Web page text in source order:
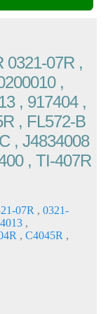
0321-07R ,
,
, 917404 ,
, FL572-B
, J4834008
, TI-407R
07R , 0321-
,
, C4045R ,